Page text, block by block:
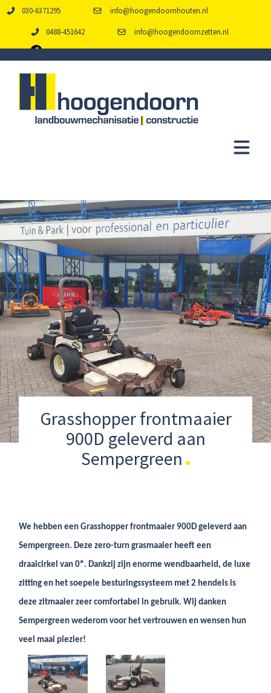
030-6371295 info@hoogendoornhouten.nl
0488-451642 info@hoogendoornzetten.nl
Grasshopper frontmaaier
900D geleverd aan
Sempergreen
We hebben een Grasshopper frontmaaier 900D geleverd aan
Sempergreen. Deze zero-turn grasmaaier heeft een
draaicirkel van 0º. Dankzij zijn enorme wendbaarheid, de luxe
zitting en het soepele besturingssysteem met 2 hendels is
deze zitmaaier zeer comfortabel in gebruik. Wij danken
Sempergreen wederom voor het vertrouwen en wensen hun
veel maai plezier!